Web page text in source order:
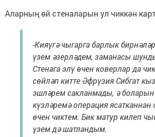
Аларның өй стеналарын ул чиккән
-Кияүгә чыгарга барлык
үзем әзерләдем, заманасы
Стенага элү өчен коверлар да
сөйләп китте Әфрүзия Сибгат
эшләрем сакланмады, ә боларын
күзләремә операция
өчен чиктем. Бик матур килеп
үзем дә шатландым.